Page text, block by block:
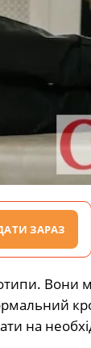
ЗАРАЗ
Вони
на